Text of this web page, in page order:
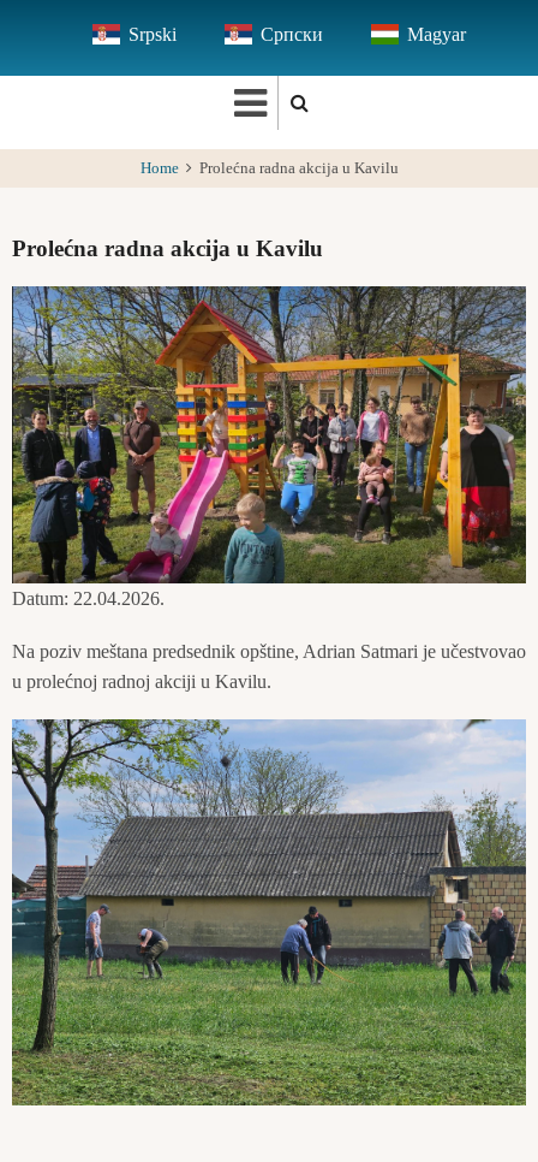
main
Srpski Српски Magyar
Home Prolećna radna akcija u Kavilu
Prolećna radna akcija u Kavilu
Datum: 22.04.2026.
Na poziv meštana predsednik opštine, Adrian Satmari je učestvovao
u prolećnoj radnoj akciji u Kavilu.